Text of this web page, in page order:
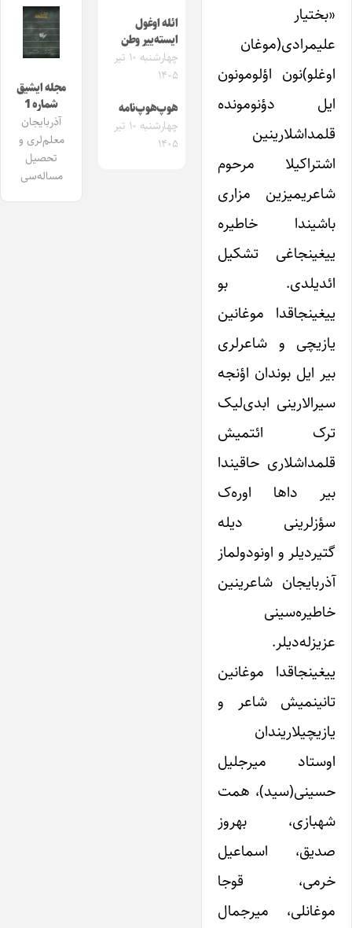
«بختیار
علیمرادی(موغان
اوغلو)نون اؤلومونون
ایل دؤنومونده
قلمداشلارینین
اشتراکیلا مرحوم
شاعریمیزین مزاری
باشیندا خاطیره
ییغینجاغی تشکیل
ائدیلدی. بو
ییغینجاقدا موغانین
یازیچی و شاعرلری
بیر ایل بوندان اؤنجه
سیرالارینی ابدی‌لیک
ترک ائتمیش
قلمداشلاری حاقیندا
بیر داها اوره‌ک
سؤزلرینی دیله
گتیردیلر و اونودولماز
آذربایجان شاعرینین
خاطیره‌سینی
عزیزله‌دیلر.
ییغینجاقدا موغانین
تانینمیش شاعر و
یازیچیلاریندان
اوستاد میرجلیل
حسینی(سید)، همت
شهبازی، بهروز
صدیق، اسماعیل
خرمی، قوجا
موغانلی، میرجمال
ائله اوغول
ایسته‌ییر وطن
چهارشنبه ۱۰ تیر
۱۴۰۵
هوپ‌هوپ‌نامه
چهارشنبه ۱۰ تیر
۱۴۰۵
مجله ایشیق
شماره 1
آذربایجان
معلم‌لری و
تحصیل
مساله‌سی